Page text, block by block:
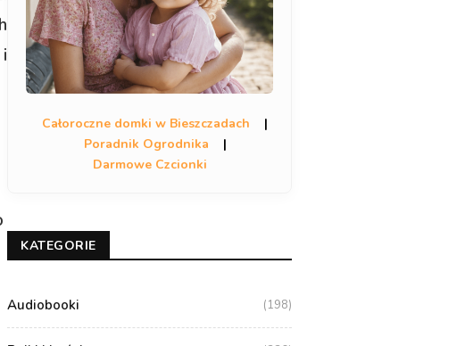
Całoroczne domki w Bieszczadach
|
Poradnik Ogrodnika
|
Darmowe Czcionki
KATEGORIE
Audiobooki (198)